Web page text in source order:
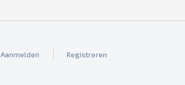
Aanmelden Registreren